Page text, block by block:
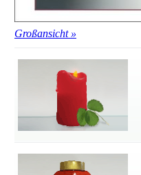
Großansicht »